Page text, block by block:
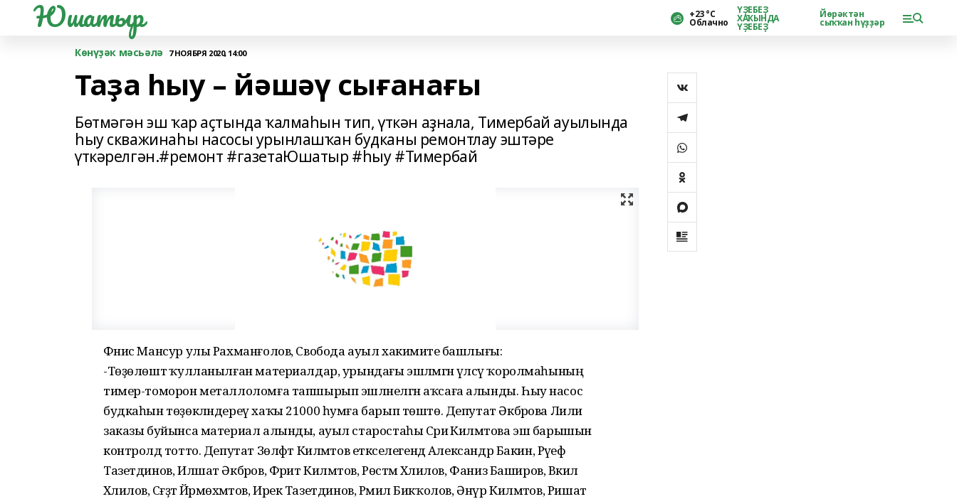
Юшатыр +23 °С
Облачно
ҮҘЕБЕҘ
ХАҠЫНДА
ҮҘЕБЕҘ
Йөрәктән
сыҡҡан һүҙҙәр
Көнүҙәк мәсьәлә 7 НОЯБРЯ 2020, 14:00
Таҙа һыу – йәшәү сығанағы
Бөтмәгән эш ҡар аҫтында ҡалмаһын тип, үткән аҙнала, Тимербай ауылында
һыу скважинаһы насосы урынлашҡан будканы ремонтлау эштәре
үткәрелгән.#ремонт #газетаЮшатыр #һыу #Тимербай
Фәнис Мансур улы Рахманғолов, Свобода ауыл хакимиәте башлығы:
-Төҙөлөштә ҡулланылған материалдар, урындағы эшләмәгән үлсәү ҡоролмаһының
тимер-томорон металлоломға тапшырып эшләнелгән аҡсаға алынды. Һыу насос
будкаһын төҙөкләндереү хаҡы 21000 һумға барып төштө. Депутат Әкбәрова Лилиә
заказы буйынса материал алынды, ауыл старостаһы Сәриә Килмәтова эш барышын
контролдә тотто. Депутат Зөлфәт Килмәтов етәкселегендә Александр Бакин, Рәүеф
Тазетдинов, Илшат Әкбәров, Фәрит Килмәтов, Рөстәм Хәлилов, Фаниз Баширов, Вәкил
Хәлилов, Сәғәҙәт Йәрмөхәмәтов, Ирек Тазетдинов, Рәмил Бикҡолов, Әнүр Килмәтов, Ришат